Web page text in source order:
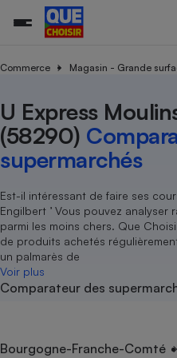
Commerce Magasin - Grande
U Express
(58290)
supermarchés
Est-il intéressant de faire ses
Engilbert ’ Vous pouvez
parmi les moins chers. Que
de produits achetés
un palmarès de
Voir plus
Comparateur des
Bourgogne-Franche-Comté
Toutes les actualités
Enquêtes
Guides d'achat
Conseils
Brèves
Tous les services
Soumettre un litige
Lettres types
Rencontrer une
Tous nos combats
Nos actions
Nos grandes victoires
Les billets de la
Nos associations locales
Nous rejoindre
En savoir plus sur Que
nous ?
L’association
Nos missions
Notre méthodologie
Notre financement
Nos partenaires
Nous rejoindre